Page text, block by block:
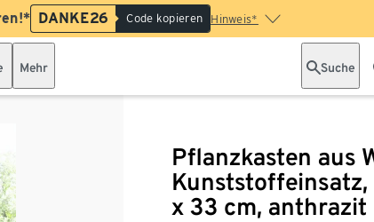
DANKE26 Code kopieren Hinweis*
Mehr Suche
Pflanzkasten aus
Kunststoffeinsatz,
x 33 cm, anthrazit